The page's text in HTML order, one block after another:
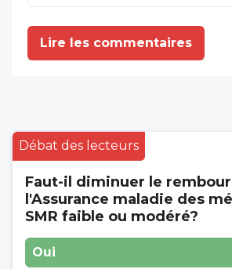
Lire les commentaires
Débat des lecteurs
Faut-il diminuer le
l'Assurance maladie des
SMR faible ou modéré?
Oui